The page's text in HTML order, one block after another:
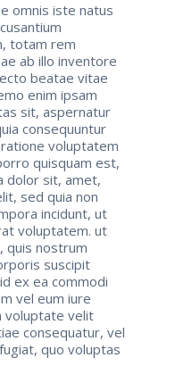
omnis iste natus
totam rem
ab illo inventore
beatae vitae
enim ipsam
sit, aspernatur
consequuntur
voluptatem
quisquam est,
dolor sit, amet,
sed quia non
incidunt, ut
voluptatem. ut
quis nostrum
suscipit
ex ea commodi
vel eum iure
voluptate velit
consequatur, vel
quo voluptas